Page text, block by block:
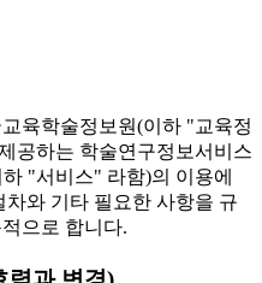
육학술정보원(이하 "교육정
공하는 학술연구정보서비스
"서비스" 라함)의 이용에
차와 기타 필요한 사항을 규
으로 합니다.